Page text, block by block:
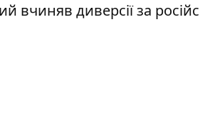
вчиняв диверсії за